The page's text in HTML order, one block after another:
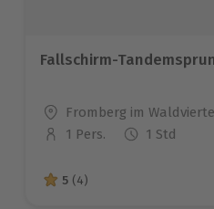
Fallschirm-
Standort
Fromberg im
Anzahl der Teilnehmer
1 Pers. 1 Std
5 von 5 Sternen
5 (4)